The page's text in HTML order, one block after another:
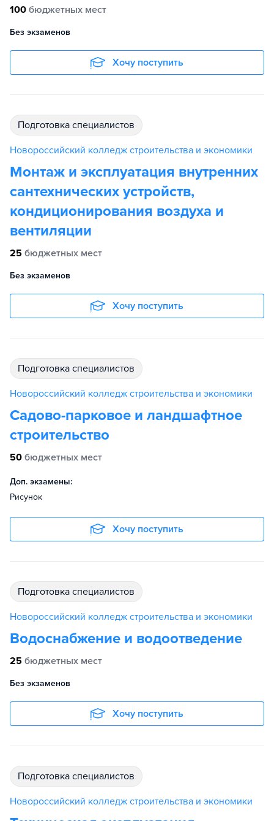
100 бюджетных мест
Без экзаменов
Хочу поступить
подготовка специалистов
Новороссийский колледж строительства и экономики
Монтаж и эксплуатация внутренних
сантехнических устройств,
кондиционирования воздуха и
вентиляции
25 бюджетных мест
Без экзаменов
Хочу поступить
подготовка специалистов
Новороссийский колледж строительства и экономики
Садово-парковое и ландшафтное
строительство
50 бюджетных мест
Доп. экзамены:
Рисунок
Хочу поступить
подготовка специалистов
Новороссийский колледж строительства и экономики
Водоснабжение и водоотведение
25 бюджетных мест
Без экзаменов
Хочу поступить
подготовка специалистов
Новороссийский колледж строительства и экономики